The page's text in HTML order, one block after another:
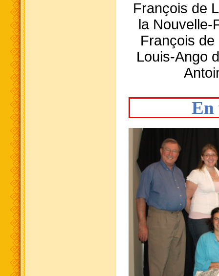
François de
la Nouvelle-
François
Louis-Ango
En